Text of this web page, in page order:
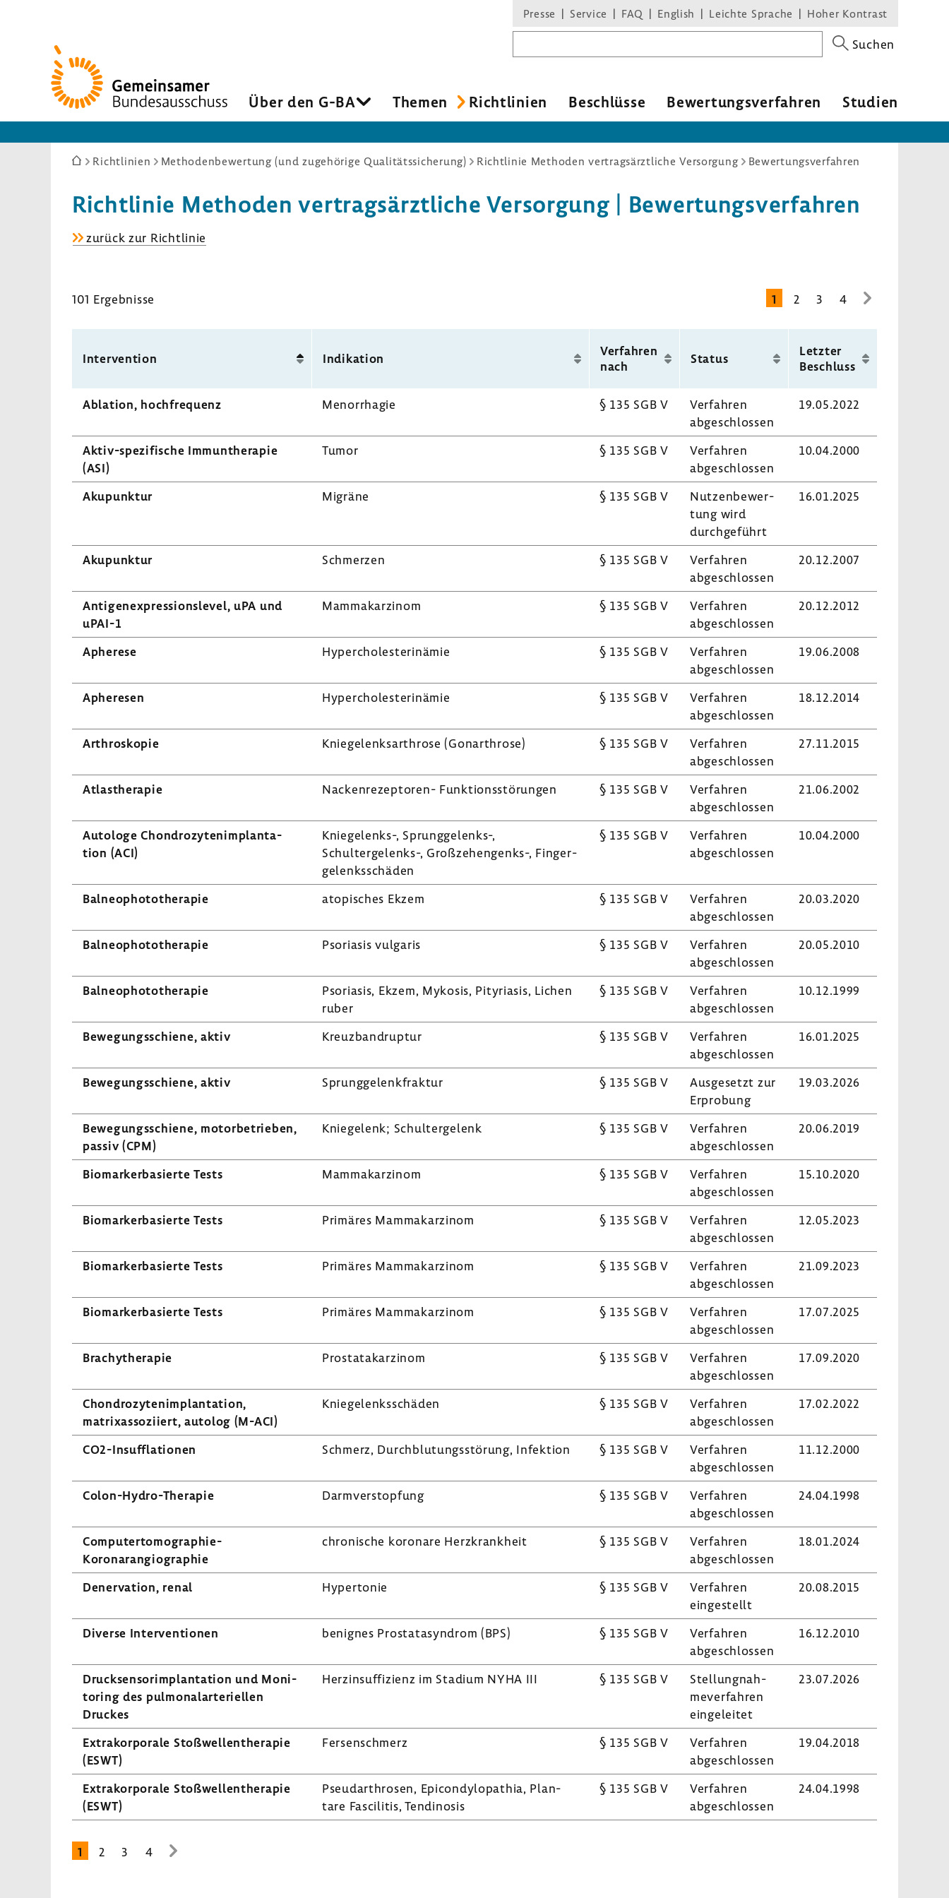
Zur
Startseite
Presse Service FAQ English Leichte Sprache Hoher Kontrast
Suchen
Über den G-BA Themen Richt­li­nien Beschlüsse Bewer­tungs­ver­fahren Studien
Sie
hier:
Richtlinien Methodenbewertung (und zugehörige Qualitätssicherung) Richtlinie Methoden vertragsärztliche Versorgung Bewertungsverfahren
Richt­linie Methoden vertrags­ärzt­liche Versor­gung | Bewer­tungs­ver­fahren
zurück zur Richt­linie
101 Ergeb­nisse 1 2 3 4
zur
Inter­ven­tion
Indi­ka­tion
Verfahren
nach
Status
Letzter
Beschluss
Abla­tion, hoch­fre­quenz Menor­rhagie § 135 SGB V
Verfahren
abge­schlossen
19.05.2022
Aktiv-​spezifische Immun­the­rapie
(ASI)
Tumor § 135 SGB V
Verfahren
abge­schlossen
10.04.2000
Akupunktur Migräne § 135 SGB V
Nutzen­be­wer­
tung wird
durch­ge­führt
16.01.2025
Akupunktur Schmerzen § 135 SGB V
Verfahren
abge­schlossen
20.12.2007
Anti­gen­ex­pres­si­ons­level, uPA und
uPAI-1
Mamma­kar­zinom § 135 SGB V
Verfahren
abge­schlossen
20.12.2012
Aphe­rese Hyper­cho­le­ste­rin­ämie § 135 SGB V
Verfahren
abge­schlossen
19.06.2008
Aphe­resen Hyper­cho­le­ste­rin­ämie § 135 SGB V
Verfahren
abge­schlossen
18.12.2014
Arthro­skopie Knie­ge­lenks­ar­throse (Gonar­throse) § 135 SGB V
Verfahren
abge­schlossen
27.11.2015
Atlas­the­rapie Nackenrezeptoren-​ Funk­ti­ons­stö­rungen § 135 SGB V
Verfahren
abge­schlossen
21.06.2002
Auto­loge Chon­dro­zy­ten­im­plan­ta­
tion (ACI)
Kniegelenks-​, Sprunggelenks-​,
Schultergelenks-​, Großzehengenks-​, Finger­
ge­lenks­schäden
§ 135 SGB V
Verfahren
abge­schlossen
10.04.2000
Balneo­pho­to­the­rapie atopi­sches Ekzem § 135 SGB V
Verfahren
abge­schlossen
20.03.2020
Balneo­pho­to­the­rapie Psoriasis vulgaris § 135 SGB V
Verfahren
abge­schlossen
20.05.2010
Balneo­pho­to­the­rapie
Psoriasis, Ekzem, Mykosis, Pity­riasis, Lichen
ruber
§ 135 SGB V
Verfahren
abge­schlossen
10.12.1999
Bewe­gungs­schiene, aktiv Kreuz­bandruptur § 135 SGB V
Verfahren
abge­schlossen
16.01.2025
Bewe­gungs­schiene, aktiv Sprung­ge­lenk­fraktur § 135 SGB V
Ausge­setzt zur
Erpro­bung
19.03.2026
Bewe­gungs­schiene, motor­be­trieben,
passiv (CPM)
Knie­ge­lenk; Schul­ter­ge­lenk § 135 SGB V
Verfahren
abge­schlossen
20.06.2019
Biomar­ker­ba­sierte Tests Mamma­kar­zinom § 135 SGB V
Verfahren
abge­schlossen
15.10.2020
Biomar­ker­ba­sierte Tests Primäres Mamma­kar­zinom § 135 SGB V
Verfahren
abge­schlossen
12.05.2023
Biomar­ker­ba­sierte Tests Primäres Mamma­kar­zinom § 135 SGB V
Verfahren
abge­schlossen
21.09.2023
Biomar­ker­ba­sierte Tests Primäres Mamma­kar­zinom § 135 SGB V
Verfahren
abge­schlossen
17.07.2025
Brachy­the­rapie Prostata­kar­zinom § 135 SGB V
Verfahren
abge­schlossen
17.09.2020
Chon­dro­zy­ten­im­plan­ta­tion,
matrixas­so­zi­iert, autolog (M-ACI)
Knie­ge­lenks­schäden § 135 SGB V
Verfahren
abge­schlossen
17.02.2022
CO2-​Insufflationen Schmerz, Durch­blu­tungs­stö­rung, Infek­tion § 135 SGB V
Verfahren
abge­schlossen
11.12.2000
Colon-​Hydro-Therapie Darm­ver­stop­fung § 135 SGB V
Verfahren
abge­schlossen
24.04.1998
Computertomographie-​
Koronarangiographie
chro­ni­sche koro­nare Herz­krank­heit § 135 SGB V
Verfahren
abge­schlossen
18.01.2024
Dener­va­tion, renal Hyper­tonie § 135 SGB V
Verfahren
einge­stellt
20.08.2015
Diverse Inter­ven­tionen benignes Prosta­ta­syn­drom (BPS) § 135 SGB V
Verfahren
abge­schlossen
16.12.2010
Druck­sen­sor­im­plan­ta­tion und Moni­
to­ring des pulmo­nal­arte­ri­ellen
Druckes
Herz­in­suf­fi­zienz im Stadium NYHA III § 135 SGB V
Stel­lung­nah­
me­ver­fahren
einge­leitet
23.07.2026
Extra­kor­po­rale Stoß­wel­len­the­rapie
(ESWT)
Fersen­schmerz § 135 SGB V
Verfahren
abge­schlossen
19.04.2018
Extra­kor­po­rale Stoß­wel­len­the­rapie
(ESWT)
Pseu­dar­throsen, Epicon­dy­lo­pa­thia, Plan­
tare Fasci­litis, Tendi­nosis
§ 135 SGB V
Verfahren
abge­schlossen
24.04.1998
1 2 3 4
zur